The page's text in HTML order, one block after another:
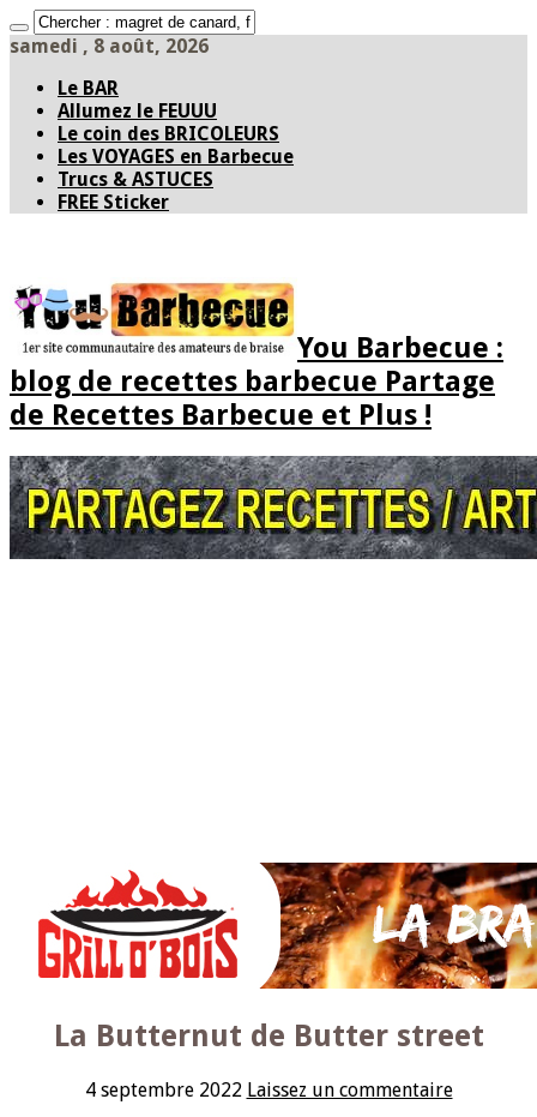
samedi , 8 août, 2026
Le BAR
Allumez le FEUUU
Le coin des BRICOLEURS
Les VOYAGES en Barbecue
Trucs & ASTUCES
FREE Sticker
You Barbecue :
blog de recettes barbecue Partage
de Recettes Barbecue et Plus !
La Butternut de Butter street
4 septembre 2022 Laissez un commentaire